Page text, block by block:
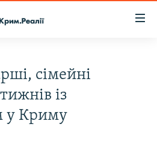
сімейні
із
у Криму